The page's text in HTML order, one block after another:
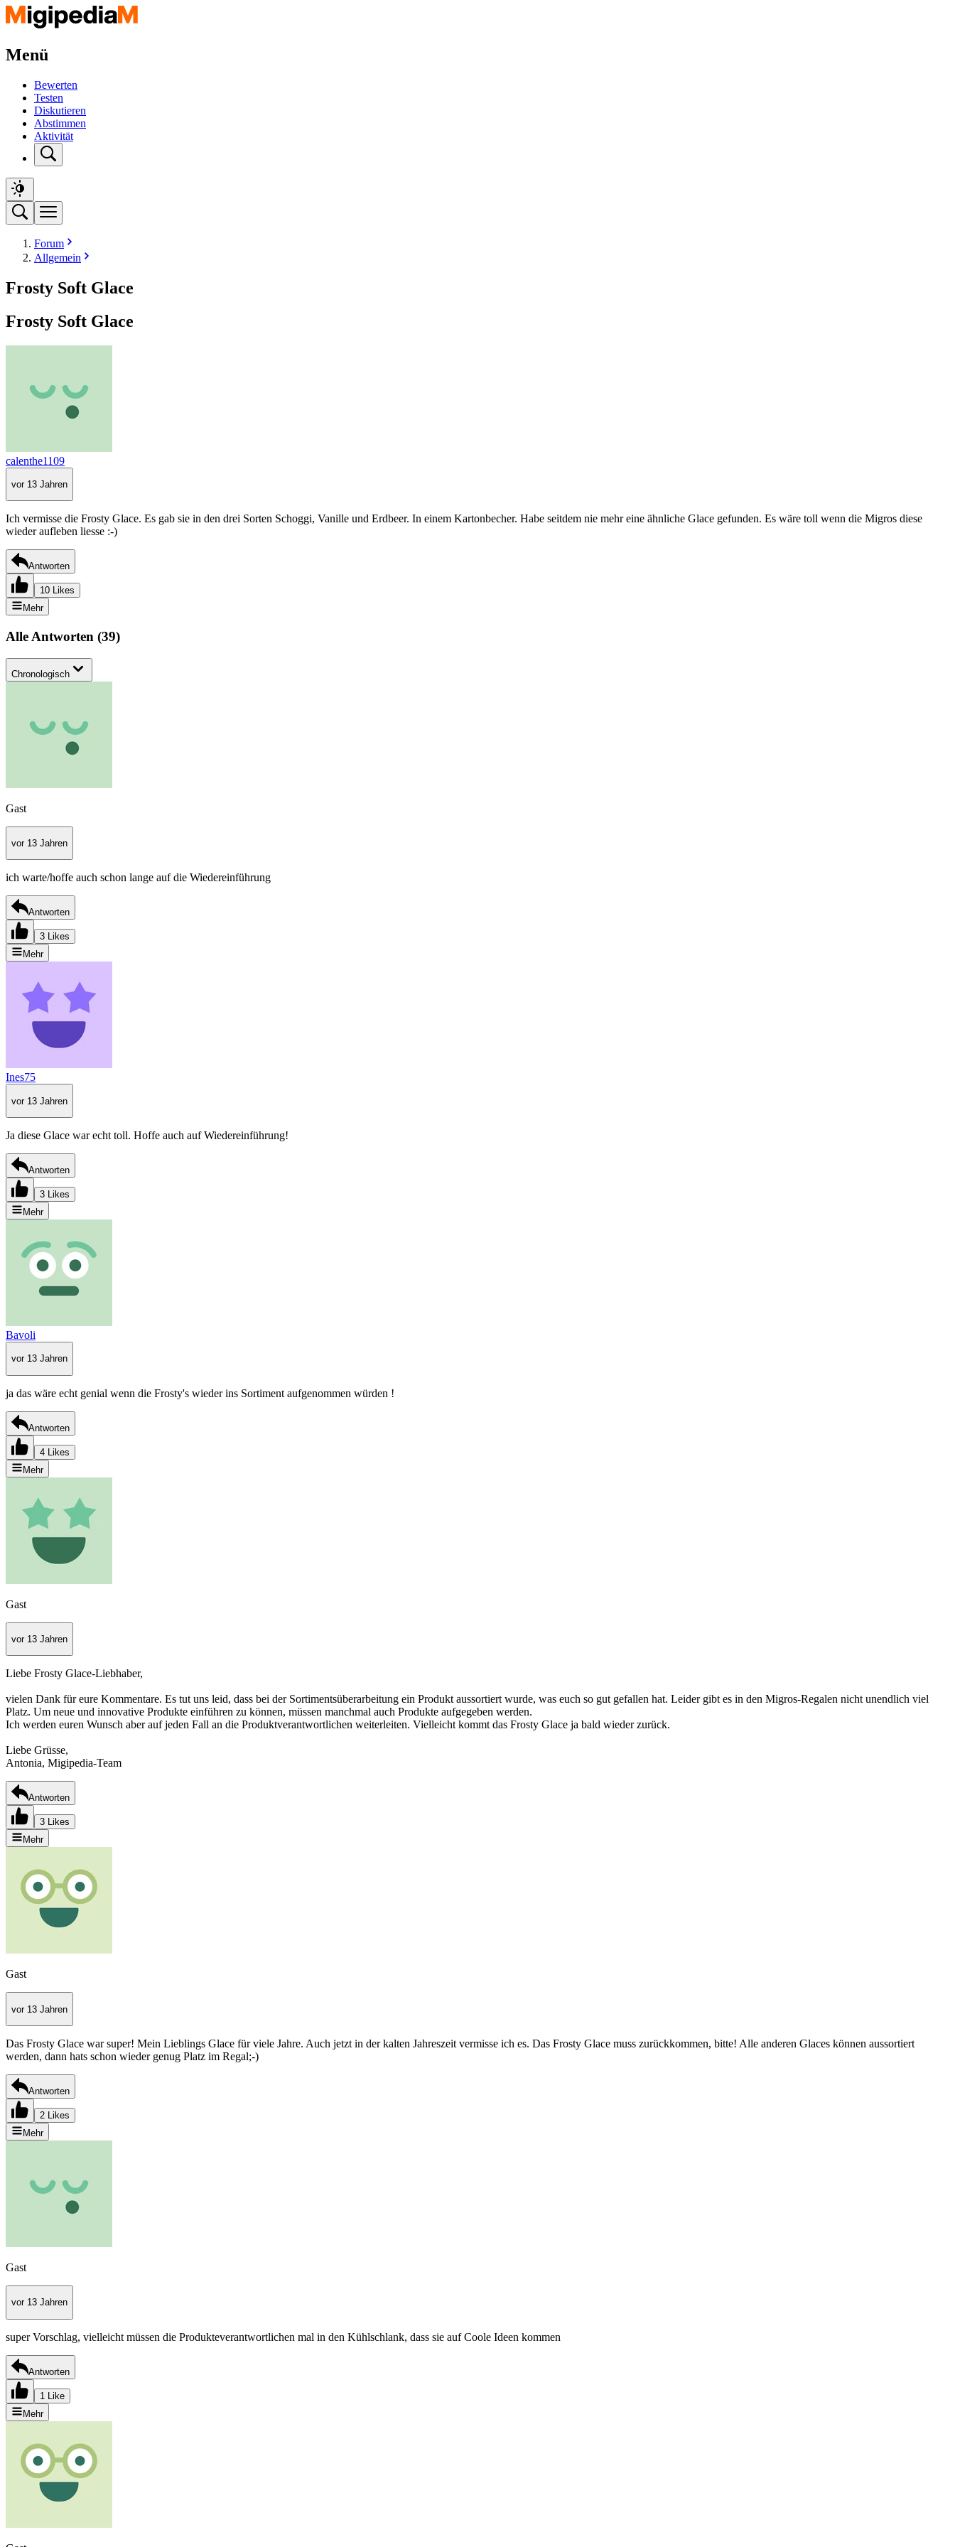
Menü
Bewerten
Testen
Diskutieren
Abstimmen
Aktivität
Forum
Allgemein
Frosty Soft Glace
Frosty Soft Glace
calenthe1109
vor 13 Jahren
Ich vermisse die Frosty Glace. Es gab sie in den drei Sorten Schoggi, Vanille und Erdbeer. In einem Kartonbecher. Habe seitdem nie mehr eine ähnliche Glace gefunden. Es wäre toll wenn die Migros diese
wieder aufleben liesse :-)
Antworten
10 Likes
Mehr
Alle Antworten (39)
Chronologisch
Gast
vor 13 Jahren
ich warte/hoffe auch schon lange auf die Wiedereinführung
Antworten
3 Likes
Mehr
Ines75
vor 13 Jahren
Ja diese Glace war echt toll. Hoffe auch auf Wiedereinführung!
Antworten
3 Likes
Mehr
Bavoli
vor 13 Jahren
ja das wäre echt genial wenn die Frosty's wieder ins Sortiment aufgenommen würden !
Antworten
4 Likes
Mehr
Gast
vor 13 Jahren
Liebe Frosty Glace-Liebhaber,
vielen Dank für eure Kommentare. Es tut uns leid, dass bei der Sortimentsüberarbeitung ein Produkt aussortiert wurde, was euch so gut gefallen hat. Leider gibt es in den Migros-Regalen nicht unendlich viel
Platz. Um neue und innovative Produkte einführen zu können, müssen manchmal auch Produkte aufgegeben werden.
Ich werden euren Wunsch aber auf jeden Fall an die Produktverantwortlichen weiterleiten. Vielleicht kommt das Frosty Glace ja bald wieder zurück.
Liebe Grüsse,
Antonia, Migipedia-Team
Antworten
3 Likes
Mehr
Gast
vor 13 Jahren
Das Frosty Glace war super! Mein Lieblings Glace für viele Jahre. Auch jetzt in der kalten Jahreszeit vermisse ich es. Das Frosty Glace muss zurückkommen, bitte! Alle anderen Glaces können aussortiert
werden, dann hats schon wieder genug Platz im Regal;-)
Antworten
2 Likes
Mehr
Gast
vor 13 Jahren
super Vorschlag, vielleicht müssen die Produkteverantwortlichen mal in den Kühlschlank, dass sie auf Coole Ideen kommen
Antworten
1 Like
Mehr